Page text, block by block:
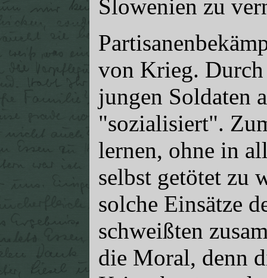
Slowenien zu
von Krieg. Durch
jungen Soldaten
"sozialisiert".
lernen, ohne in
selbst getötet zu
solche Einsätze
schweißten
die Moral, denn